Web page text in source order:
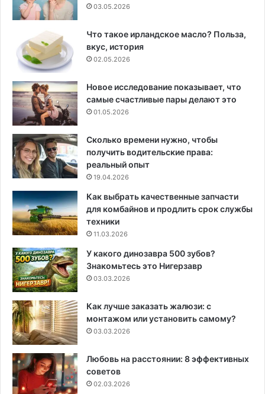
03.05.2026
Что такое ирландское масло? Польза,
вкус, история
02.05.2026
Новое исследование показывает, что
самые счастливые пары делают это
01.05.2026
Сколько времени нужно, чтобы
получить водительские права:
реальный опыт
19.04.2026
Как выбрать качественные запчасти
для комбайнов и продлить срок службы
техники
11.03.2026
У какого динозавра 500 зубов?
Знакомьтесь это Нигерзавр
03.03.2026
Как лучше заказать жалюзи: с
монтажом или установить самому?
03.03.2026
Любовь на расстоянии: 8 эффективных
советов
02.03.2026